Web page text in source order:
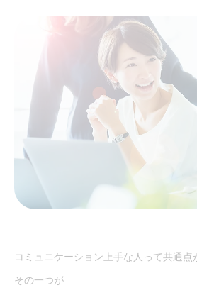
コミュニケーション上手な人って共通点
その一つが